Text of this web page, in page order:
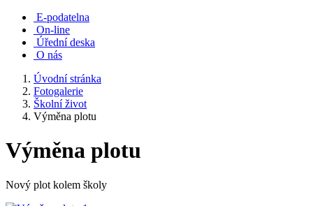
E-podatelna
On-line
Úřední deska
O nás
Úvodní stránka
Fotogalerie
Školní život
Výměna plotu
Výměna plotu
Nový plot kolem školy